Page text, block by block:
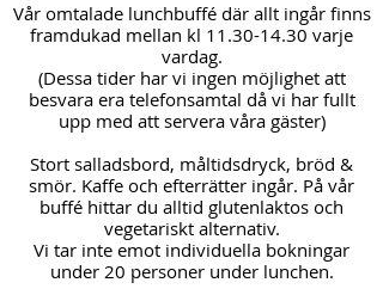
Vår omtalade lunchbuffé där allt ingår finns
framdukad mellan kl 11.30-14.30 varje
vardag.
(Dessa tider har vi ingen möjlighet att
besvara era telefonsamtal då vi har fullt
upp med att servera våra gäster)
Stort salladsbord, måltidsdryck, bröd &
smör. Kaffe och efterrätter ingår. På vår
buffé hittar du alltid glutenlaktos och
vegetariskt alternativ.
Vi tar inte emot individuella bokningar
under 20 personer under lunchen.